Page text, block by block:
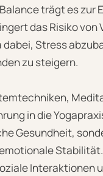
trägt es zur
das Risiko von
Stress
zu steigern.
in die
Gesundheit,
Interaktionen